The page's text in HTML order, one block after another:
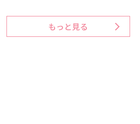
もっと見る